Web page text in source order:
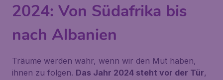
2024: Von Südafrika bis
nach Albanien
Träume werden wahr, wenn wir den Mut haben,
ihnen zu folgen. Das Jahr 2024 steht vor der Tür,